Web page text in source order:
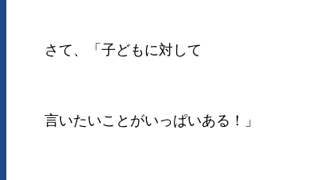
さて、「子どもに対して
言いたいことがいっぱいある！」